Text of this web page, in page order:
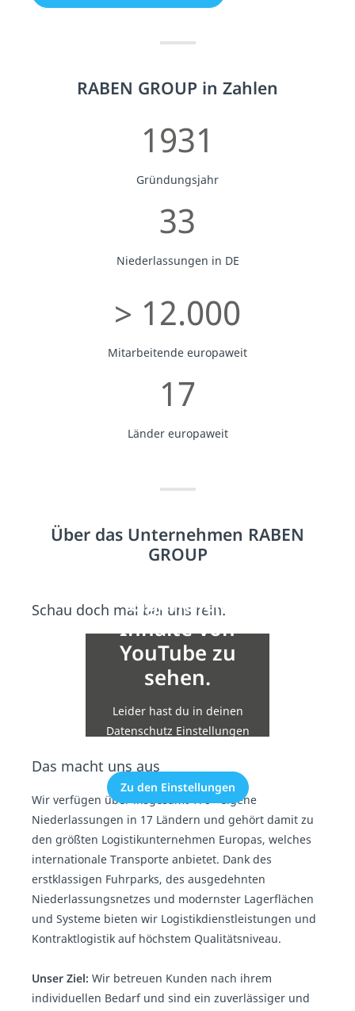
RABEN GROUP in Zahlen
1931
Gründungsjahr
33
Niederlassungen in DE
> 12.000
Mitarbeitende europaweit
17
Länder europaweit
Über das Unternehmen RABEN
GROUP
Schau doch mal bei uns rein:
eigentlich
Inhalte von
YouTube zu
sehen.
Leider hast du in deinen
Datenschutz Einstellungen
Zu den Einstellungen
Das macht uns aus
Wir verfügen über insgesamt 170+ eigene
Niederlassungen in 17 Ländern und gehört damit zu
den größten Logistikunternehmen Europas, welches
internationale Transporte anbietet. Dank des
erstklassigen Fuhrparks, des ausgedehnten
Niederlassungsnetzes und modernster Lagerflächen
und Systeme bieten wir Logistikdienstleistungen und
Kontraktlogistik auf höchstem Qualitätsniveau.
Unser Ziel: Wir betreuen Kunden nach ihrem
individuellen Bedarf und sind ein zuverlässiger und